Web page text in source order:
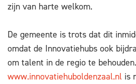
zijn van harte welkom.
De gemeente is trots dat dit
omdat de Innovatiehubs ook
om talent in de regio te
www.innovatiehuboldenzaal.nl is